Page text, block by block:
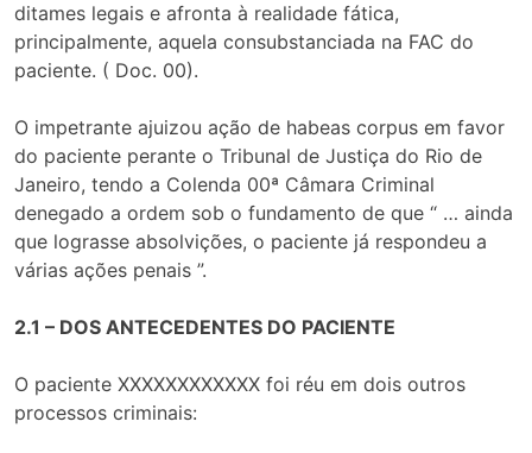
ditames legais e afronta à realidade fática,
principalmente, aquela consubstanciada na FAC do
paciente. ( Doc. 00).
O impetrante ajuizou ação de habeas corpus em favor
do paciente perante o Tribunal de Justiça do Rio de
Janeiro, tendo a Colenda 00ª Câmara Criminal
denegado a ordem sob o fundamento de que “ … ainda
que lograsse absolvições, o paciente já respondeu a
várias ações penais ”.
2.1 – DOS ANTECEDENTES DO PACIENTE
O paciente XXXXXXXXXXXX foi réu em dois outros
processos criminais: